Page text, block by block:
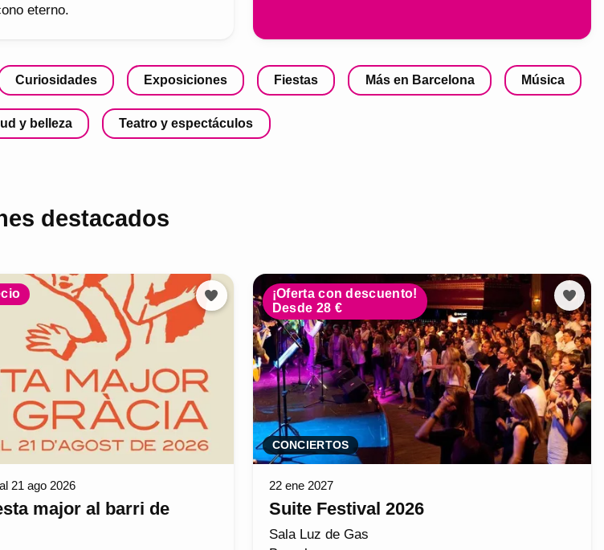
eterno.
Curiosidades Exposiciones Fiestas Más en Barcelona Música
y belleza Teatro y espectáculos
destacados
21 ago 2026
major al barri de
¡Oferta con descuento!
Desde 28 €
CONCIERTOS
22 ene 2027
Suite Festival 2026
Sala Luz de Gas